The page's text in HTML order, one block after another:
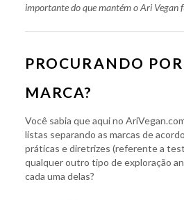
importante do que mantém o Ari Vegan
PROCURANDO
MARCA?
Você sabia que aqui no
listas separando as marcas de
práticas e diretrizes (referente a
qualquer outro tipo de exploração
cada uma delas?